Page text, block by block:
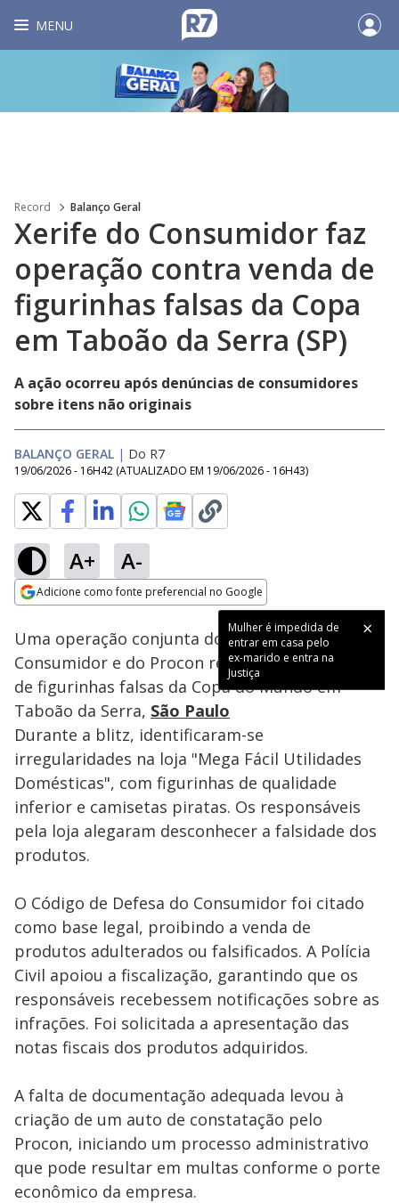
MENU
Record Balanço Geral
Xerife do Consumidor faz
operação contra venda de
figurinhas falsas da Copa
em Taboão da Serra (SP)
A ação ocorreu após denúncias de consumidores
sobre itens não originais
BALANÇO GERAL | Do R7
19/06/2026 - 16H42 (ATUALIZADO EM 19/06/2026 - 16H43)
A+ A-
Adicione como fonte preferencial no Google
Mulher é impedida de
entrar em casa pelo
ex-marido e entra na
Justiça
Ativar
Loaded:
12.00%
Uma operação conjunta do Xerife do
Consumidor e do Procon resultou na apreensão
de figurinhas falsas da Copa do Mundo em
Taboão da Serra, São Paulo
Durante a blitz, identificaram-se
irregularidades na loja "Mega Fácil Utilidades
Domésticas", com figurinhas de qualidade
inferior e camisetas piratas. Os responsáveis
pela loja alegaram desconhecer a falsidade dos
produtos.
O Código de Defesa do Consumidor foi citado
como base legal, proibindo a venda de
produtos adulterados ou falsificados. A Polícia
Civil apoiou a fiscalização, garantindo que os
responsáveis recebessem notificações sobre as
infrações. Foi solicitada a apresentação das
notas fiscais dos produtos adquiridos.
A falta de documentação adequada levou à
criação de um auto de constatação pelo
Procon, iniciando um processo administrativo
que pode resultar em multas conforme o porte
econômico da empresa.